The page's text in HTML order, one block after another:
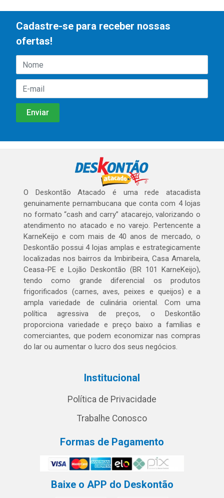
Cadastre-se para receber nossas
ofertas!
O Deskontão Atacado é uma rede atacadista
genuinamente pernambucana que conta com 4 lojas
no formato “cash and carry” atacarejo, valorizando o
atendimento no atacado e no varejo. Pertencente a
KarneKeijo e com mais de 40 anos de mercado, o
Deskontão possui 4 lojas amplas e estrategicamente
localizadas nos bairros da Imbiribeira, Casa Amarela,
Ceasa-PE e Lojão Deskontão (BR 101 KarneKeijo),
tendo como grande diferencial os produtos
frigorificados (carnes, aves, peixes e queijos) e a
ampla variedade de culinária oriental. Com uma
política agressiva de preços, o Deskontão
proporciona variedade e preço baixo a famílias e
comerciantes, que podem economizar nas compras
do lar ou aumentar o lucro dos seus negócios.
Institucional
Política de Privacidade
Trabalhe Conosco
Formas de Pagamento
Baixe o APP do Deskontão